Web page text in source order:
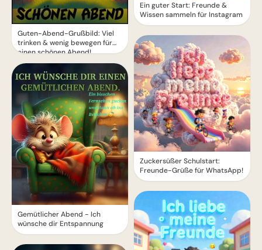
Guten-Abend-Grußbild: Viel
trinken & wenig bewegen für
einen schönen Abend!
Gemütlicher Abend - Ich
wünsche dir Entspannung
Ein guter Start: Freunde &
Wissen sammeln für Instagram
Zuckersüßer Schulstart:
Freunde-Grüße für WhatsApp!